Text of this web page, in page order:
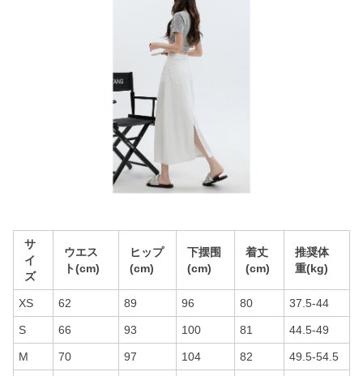
サ
イ
ズ
ウエス
ト(cm)
ヒップ
(cm)
下摆围
(cm)
着丈
(cm)
推奨体
重(kg)
XS 62 89 96 80 37.5-44
S 66 93 100 81 44.5-49
M 70 97 104 82 49.5-54.5